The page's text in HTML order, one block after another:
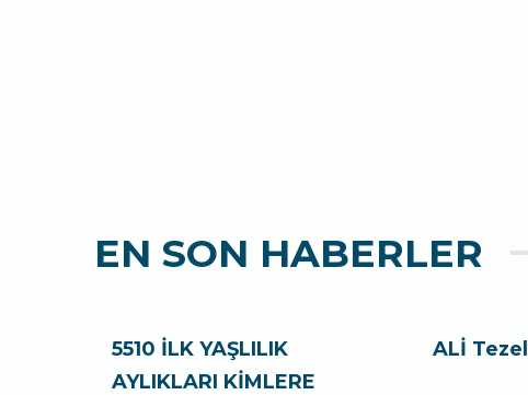
EN SON HABERLER
5510 İLK YAŞLILIK
AYLIKLARI KİMLERE
ALİ